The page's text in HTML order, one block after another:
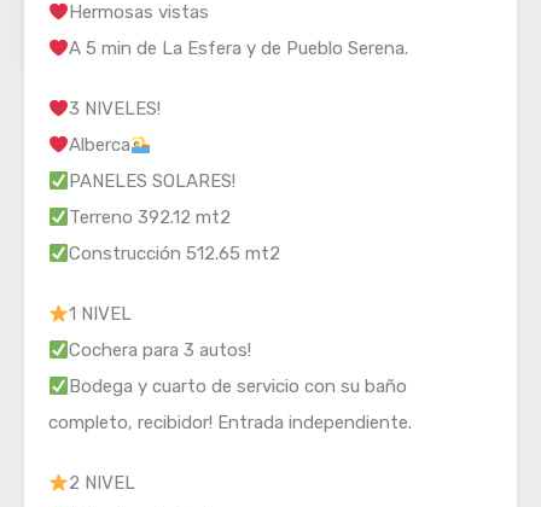
Hermosas vistas
A 5 min de La Esfera y de Pueblo Serena.
3 NIVELES!
Alberca
PANELES SOLARES!
Terreno 392.12 mt2
Construcción 512.65 mt2
1 NIVEL
Cochera para 3 autos!
Bodega y cuarto de servicio con su baño
completo, recibidor! Entrada independiente.
2 NIVEL